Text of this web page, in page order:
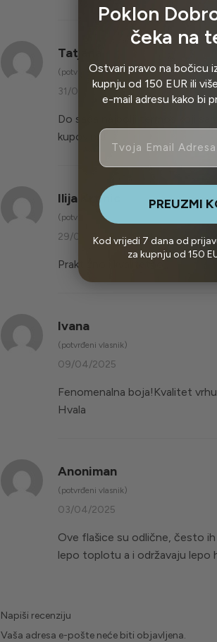
Tatjana
(potvrđeni vlasnik)
31/07/2025
Do sada najbolji termos koji
kupovinu!
Ilija Krtinic
(potvrđeni vlasnik)
29/05/2025
Praktično i kvalitetno
Ivana
(potvrđeni vlasnik)
09/04/2025
Fenomenalna boja!Kvalitet
Hvala
Anoniman
(potvrđeni vlasnik)
03/04/2025
Ove flašice su odlične, često ih
lepo toplotu a i održavaju lepo
Napiši recenziju
Vaša adresa e-pošte neće biti objavljena.
Poklon
čeka na
Ostvari pravo na bočicu
kupnju od 150 EUR ili
e-mail adresu kako bi
Email
PREUZMI
Kod vrijedi 7 dana od
za kupnju od 150